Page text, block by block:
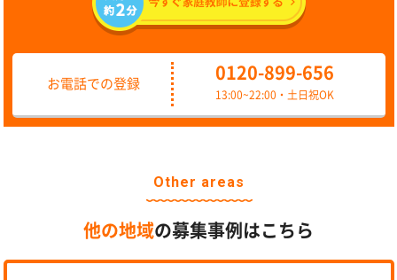
お電話での登録
0120-899-656
13:00~22:00・土日祝OK
Other areas
他の地域の募集事例はこちら